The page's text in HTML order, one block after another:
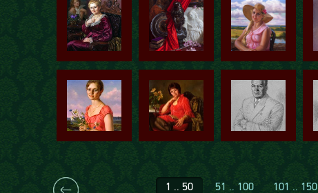
1 .. 50 51 .. 100 101 .. 150